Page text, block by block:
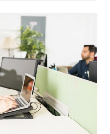
erklären
Beruf
des
Buchhalters,
grenzen
ab
zum